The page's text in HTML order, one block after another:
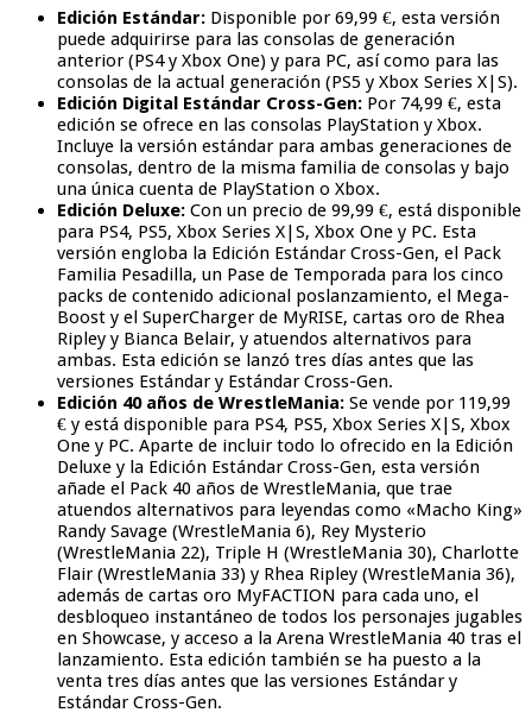
Edición Estándar: Disponible por 69,99 €, esta versión
puede adquirirse para las consolas de generación
anterior (PS4 y Xbox One) y para PC, así como para las
consolas de la actual generación (PS5 y Xbox Series X|S).
Edición Digital Estándar Cross-Gen: Por 74,99 €, esta
edición se ofrece en las consolas PlayStation y Xbox.
Incluye la versión estándar para ambas generaciones de
consolas, dentro de la misma familia de consolas y bajo
una única cuenta de PlayStation o Xbox.
Edición Deluxe: Con un precio de 99,99 €, está disponible
para PS4, PS5, Xbox Series X|S, Xbox One y PC. Esta
versión engloba la Edición Estándar Cross-Gen, el Pack
Familia Pesadilla, un Pase de Temporada para los cinco
packs de contenido adicional poslanzamiento, el Mega-
Boost y el SuperCharger de MyRISE, cartas oro de Rhea
Ripley y Bianca Belair, y atuendos alternativos para
ambas. Esta edición se lanzó tres días antes que las
versiones Estándar y Estándar Cross-Gen.
Edición 40 años de WrestleMania: Se vende por 119,99
€ y está disponible para PS4, PS5, Xbox Series X|S, Xbox
One y PC. Aparte de incluir todo lo ofrecido en la Edición
Deluxe y la Edición Estándar Cross-Gen, esta versión
añade el Pack 40 años de WrestleMania, que trae
atuendos alternativos para leyendas como «Macho King»
Randy Savage (WrestleMania 6), Rey Mysterio
(WrestleMania 22), Triple H (WrestleMania 30), Charlotte
Flair (WrestleMania 33) y Rhea Ripley (WrestleMania 36),
además de cartas oro MyFACTION para cada uno, el
desbloqueo instantáneo de todos los personajes jugables
en Showcase, y acceso a la Arena WrestleMania 40 tras el
lanzamiento. Esta edición también se ha puesto a la
venta tres días antes que las versiones Estándar y
Estándar Cross-Gen.